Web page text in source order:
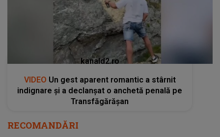
kanald2.ro
VIDEO Un gest aparent romantic a stârnit
indignare și a declanșat o anchetă penală pe
Transfăgărășan
RECOMANDĂRI